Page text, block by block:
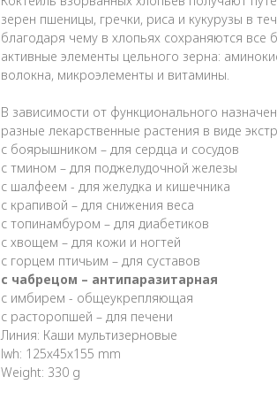
зерен пшеницы, гречки, риса и кукурузы в
благодаря чему в хлопьях сохраняются все
активные элементы цельного зерна:
волокна, микроэлементы и витамины.
В зависимости от функционального
разные лекарственные растения в виде
с боярышником – для сердца и сосудов
с тмином – для поджелудочной железы
с шалфеем - для желудка и кишечника
с крапивой – для снижения веса
с топинамбуром – для диабетиков
с хвощем – для кожи и ногтей
с горцем птичьим – для суставов
с чабрецом – антипаразитарная
с имбирем - общеукрепляющая
с расторопшей – для печени
Линия: Каши мультизерновые
lwh: 125x45x155 mm
Weight: 330 g